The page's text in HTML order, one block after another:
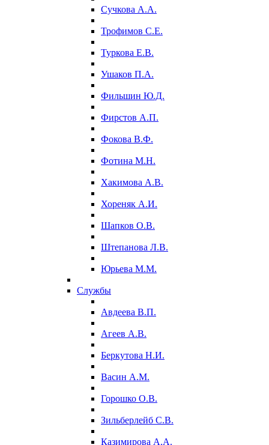
Сучкова А.А.
Трофимов С.Е.
Туркова Е.В.
Ушаков П.А.
Фильшин Ю.Д.
Фирстов А.П.
Фокова В.Ф.
Фотина М.Н.
Хакимова А.В.
Хореняк А.И.
Шапков О.В.
Штепанова Л.В.
Юрьева М.М.
Службы
Авдеева В.П.
Агеев А.В.
Беркутова Н.И.
Васин А.М.
Горошко О.В.
Зильберлейб С.В.
Казимирова А.А.